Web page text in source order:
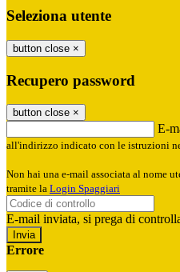
Seleziona utente
button close ×
Recupero password
button close ×
E-
all'indirizzo indicato con le istruzioni
Non hai una e-mail associata al nome
tramite la Login Spaggiari
E-mail inviata, si prega di
Errore